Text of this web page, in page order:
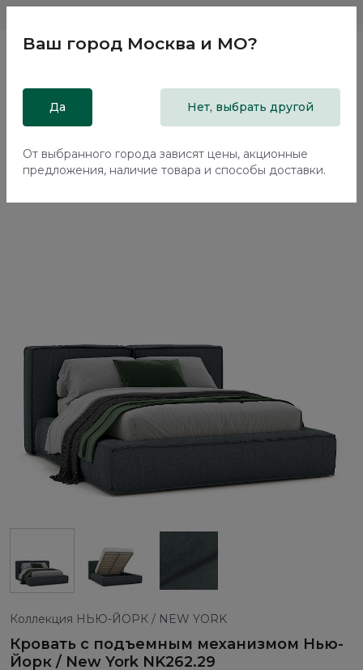
Главная
Кровати
Кровать с подъемным механизмом Нью-Йорк / New York
Коллекция НЬЮ-ЙОРК / NEW YORK
Кровать с подъемным механизмом Нью-
Йорк / New York NK262.29
Ваш город Москва и МО?
Да Нет, выбрать другой
От выбранного города зависят цены, акционные
предложения, наличие товара и способы доставки.